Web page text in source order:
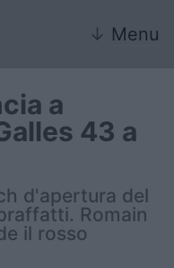
↓ Menu
a
43 a
d'apertura del
Romain
il rosso